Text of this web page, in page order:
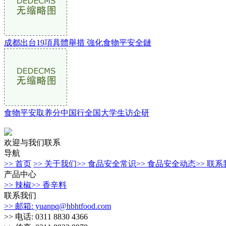
成都出台19項具體舉措 強化食物平安全鏈
食物平安取养分中国行全国大学生访企研
欢迎与我们联系
导航
>> 首页 >> 关于我们>> 食品安全常识>> 食品安全动态>> 联系
产品中心
>> 辣椒>> 香辛料
联系我们
>> 邮箱: yuanpq@hbhtfood.com
>> 电话: 0311 8830 4366